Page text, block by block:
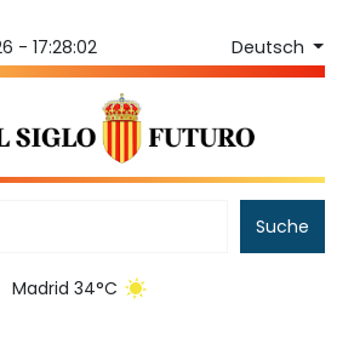
- 17:28:02 Deutsch
Suche
Madrid 34°C